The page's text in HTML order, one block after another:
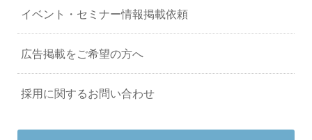
イベント・セミナー情報掲載依頼
広告掲載をご希望の方へ
採用に関するお問い合わせ